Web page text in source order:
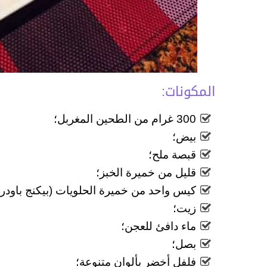
المكونات:
300 غرام من الطحين المغربل؛
بيض؛
قبصة ملح؛
قليل من خميرة الخبز؛
كيس واحد من خميرة الحلويات (بيكنج
زيت؛
ماء دافئ للعجن؛
بصل؛
فلفل أخضر بألوان متنوعة؛